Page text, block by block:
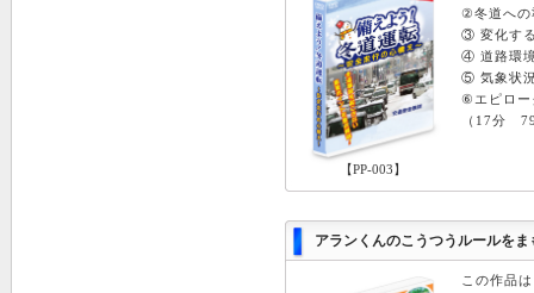
【PP-003】
②冬道への
③ 変化す
④ 道路環
⑤ 気象状
⑥エピロー
（17分
アランくんのこうつうルールを
この作品